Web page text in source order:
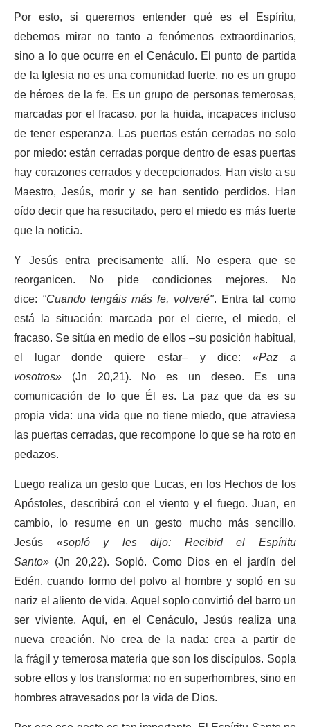
Por esto, si queremos entender qué es el Espíritu,
debemos mirar no tanto a fenómenos extraordinarios,
sino a lo que ocurre en el Cenáculo. El punto de partida
de la Iglesia no es una comunidad fuerte, no es un grupo
de héroes de la fe. Es un grupo de personas temerosas,
marcadas por el fracaso, por la huida, incapaces incluso
de tener esperanza. Las puertas están cerradas no solo
por miedo: están cerradas porque dentro de esas puertas
hay corazones cerrados y decepcionados. Han visto a su
Maestro, Jesús, morir y se han sentido perdidos. Han
oído decir que ha resucitado, pero el miedo es más fuerte
que la noticia.
Y Jesús entra precisamente allí. No espera que se
reorganicen. No pide condiciones mejores. No
dice: "Cuando tengáis más fe, volveré". Entra tal como
está la situación: marcada por el cierre, el miedo, el
fracaso. Se sitúa en medio de ellos –su posición habitual,
el lugar donde quiere estar– y dice: «Paz a
vosotros» (Jn 20,21). No es un deseo. Es una
comunicación de lo que Él es. La paz que da es su
propia vida: una vida que no tiene miedo, que atraviesa
las puertas cerradas, que recompone lo que se ha roto en
pedazos.
Luego realiza un gesto que Lucas, en los Hechos de los
Apóstoles, describirá con el viento y el fuego. Juan, en
cambio, lo resume en un gesto mucho más sencillo.
Jesús «sopló y les dijo: Recibid el Espíritu
Santo» (Jn 20,22). Sopló. Como Dios en el jardín del
Edén, cuando formo del polvo al hombre y sopló en su
nariz el aliento de vida. Aquel soplo convirtió del barro un
ser viviente. Aquí, en el Cenáculo, Jesús realiza una
nueva creación. No crea de la nada: crea a partir de
la frágil y temerosa materia que son los discípulos. Sopla
sobre ellos y los transforma: no en superhombres, sino en
hombres atravesados por la vida de Dios.